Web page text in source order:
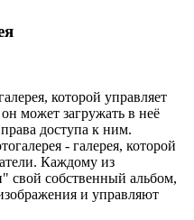
которой управляет
может загружать в неё
доступа к ним.
- галерея, которой
Каждому из
свой собственный альбом,
и управляют